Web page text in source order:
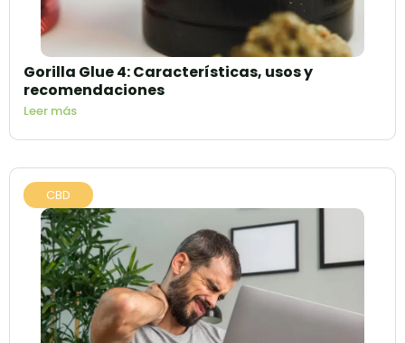
Gorilla Glue 4: Características, usos y
recomendaciones
Leer más
CBD